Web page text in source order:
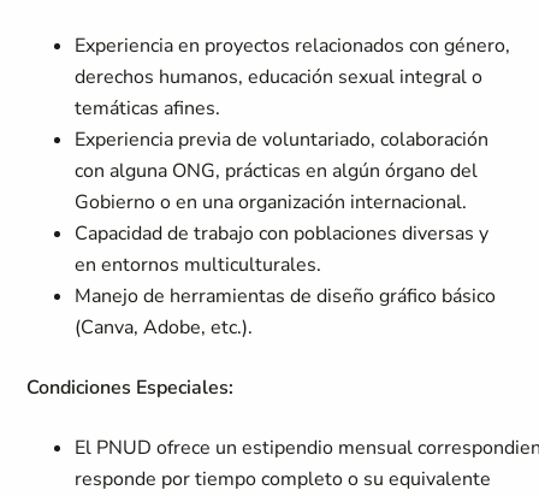
Experiencia en proyectos relacionados con género,
derechos humanos, educación sexual integral o
temáticas afines.
Experiencia previa de voluntariado, colaboración
con alguna ONG, prácticas en algún órgano del
Gobierno o en una organización internacional.
Capacidad de trabajo con poblaciones diversas y
en entornos multiculturales.
Manejo de herramientas de diseño gráfico básico
(Canva, Adobe, etc.).
Condiciones Especiales:
El PNUD ofrece un estipendio mensual
responde por tiempo completo o su equivalente